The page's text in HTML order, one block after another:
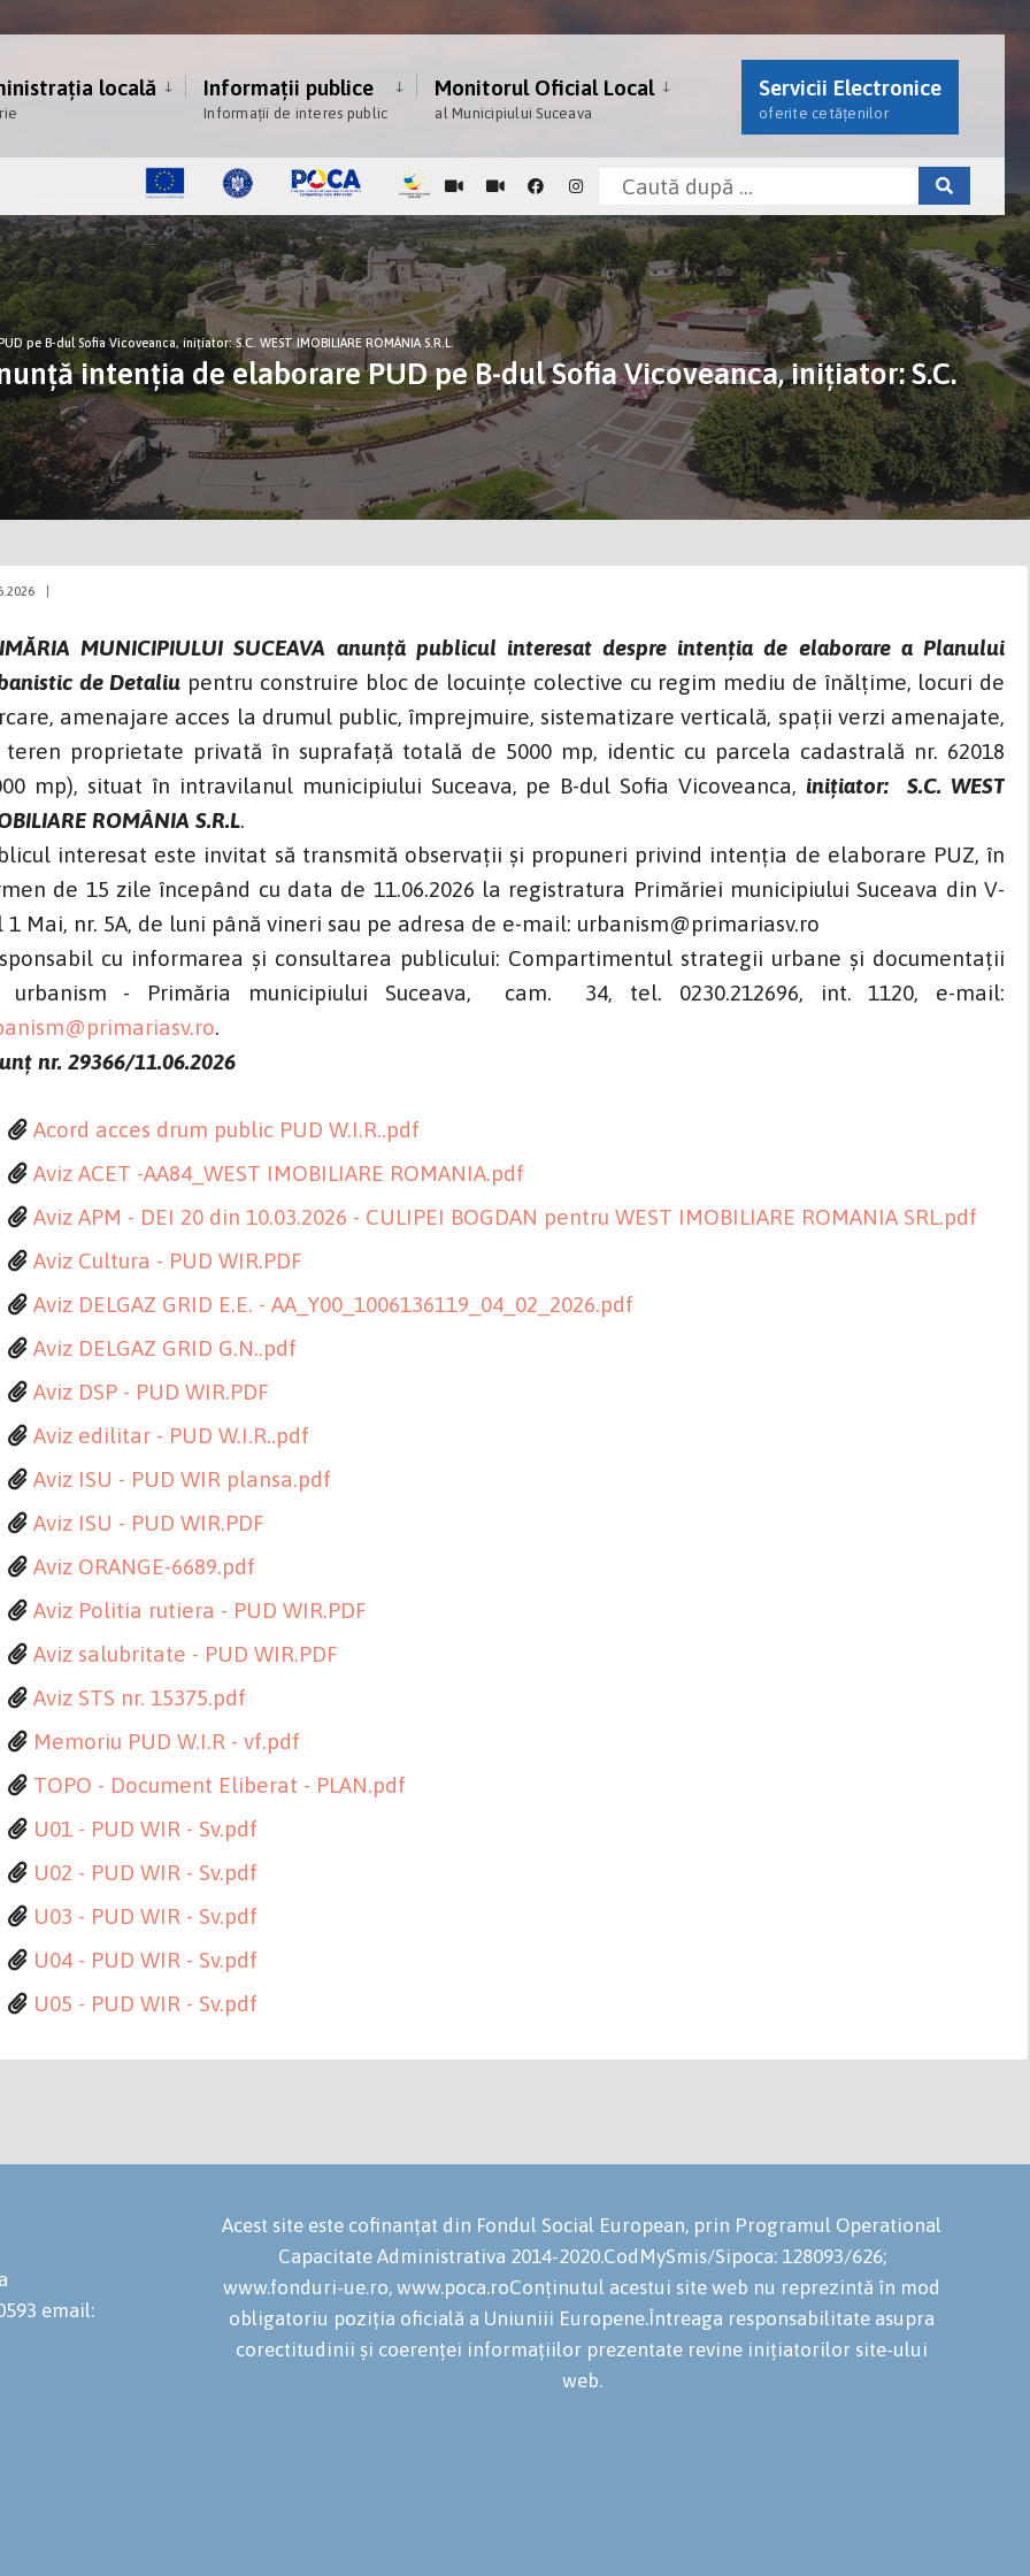
locală Informații publice
Informații de interes public
Monitorul Oficial Local
al Municipiului Suceava
Servicii Electronice
oferite cetățenilor
pe B-dul Sofia Vicoveanca, inițiator: S.C. WEST IMOBILIARE ROMÂNIA S.R.L.
intenţia de elaborare PUD pe B-dul Sofia Vicoveanca, inițiator: S.C.
MUNICIPIULUI SUCEAVA anunţă publicul interesat despre intenţia de elaborare a Planului
de Detaliu pentru construire bloc de locuințe colective cu regim mediu de înălțime, locuri de
amenajare acces la drumul public, împrejmuire, sistematizare verticală, spații verzi amenajate,
teren proprietate privată în suprafață totală de 5000 mp, identic cu parcela cadastrală nr. 62018
mp), situat în intravilanul municipiului Suceava, pe B-dul Sofia Vicoveanca, inițiator: S.C. WEST
ROMÂNIA S.R.L.
interesat este invitat să transmită observații și propuneri privind intenția de elaborare PUZ, în
de 15 zile începând cu data de 11.06.2026 la registratura Primăriei municipiului Suceava din V-
1 Mai, nr. 5A, de luni până vineri sau pe adresa de e-mail: urbanism@primariasv.ro
cu informarea și consultarea publicului: Compartimentul strategii urbane și documentații
urbanism - Primăria municipiului Suceava, cam. 34, tel. 0230.212696, int. 1120, e-mail:
.
nr. 29366/11.06.2026
Acord acces drum public PUD W.I.R..pdf
Aviz ACET -AA84_WEST IMOBILIARE ROMANIA.pdf
Aviz APM - DEI 20 din 10.03.2026 - CULIPEI BOGDAN pentru WEST IMOBILIARE ROMANIA SRL.pdf
Aviz Cultura - PUD WIR.PDF
Aviz DELGAZ GRID E.E. - AA_Y00_1006136119_04_02_2026.pdf
Aviz DELGAZ GRID G.N..pdf
Aviz DSP - PUD WIR.PDF
Aviz edilitar - PUD W.I.R..pdf
Aviz ISU - PUD WIR plansa.pdf
Aviz ISU - PUD WIR.PDF
Aviz ORANGE-6689.pdf
Aviz Politia rutiera - PUD WIR.PDF
Aviz salubritate - PUD WIR.PDF
Aviz STS nr. 15375.pdf
Memoriu PUD W.I.R - vf.pdf
TOPO - Document Eliberat - PLAN.pdf
U01 - PUD WIR - Sv.pdf
U02 - PUD WIR - Sv.pdf
U03 - PUD WIR - Sv.pdf
U04 - PUD WIR - Sv.pdf
U05 - PUD WIR - Sv.pdf
email:
Acest site este cofinanțat din Fondul Social European, prin Programul Operational
Capacitate Administrativa 2014-2020.CodMySmis/Sipoca: 128093/626;
www.fonduri-ue.ro, www.poca.roConținutul acestui site web nu reprezintă în mod
obligatoriu poziția oficială a Uniuniii Europene.Întreaga responsabilitate asupra
corectitudinii și coerenței informațiilor prezentate revine inițiatorilor site-ului
web.